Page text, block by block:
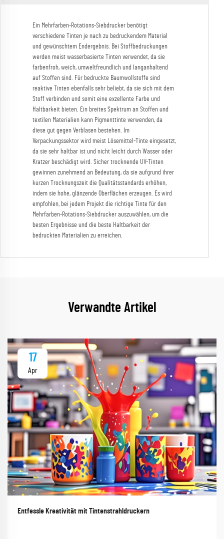
Ein Mehrfarben-Rotations-Siebdrucker benötigt
verschiedene Tinten je nach zu bedruckendem Material
und gewünschtem Endergebnis. Bei Stoffbedruckungen
werden meist wasserbasierte Tinten verwendet, da sie
farbenfroh, weich, umweltfreundlich und langanhaltend
auf Stoffen sind. Für bedruckte Baumwollstoffe sind
reaktive Tinten ebenfalls sehr beliebt, da sie sich mit dem
Stoff verbinden und somit eine exzellente Farbe und
Haltbarkeit bieten. Ein breites Spektrum an Stoffen und
textilen Materialien kann Pigmenttinte verwenden, da
diese gut gegen Verblasen bestehen. Im
Verpackungssektor wird meist Lösemittel-Tinte eingesetzt,
da sie sehr haltbar ist und nicht leicht durch Wasser oder
Kratzer beschädigt wird. Sicher trocknende UV-Tinten
gewinnen zunehmend an Bedeutung, da sie aufgrund ihrer
kurzen Trocknungszeit die Qualitätsstandards erhöhen,
indem sie hohe, glänzende Oberflächen erzeugen. Es wird
empfohlen, bei jedem Projekt die richtige Tinte für den
Mehrfarben-Rotations-Siebdrucker auszuwählen, um die
besten Ergebnisse und die beste Haltbarkeit der
bedruckten Materialien zu erreichen.
Verwandte Artikel
17
Apr
Entfessle Kreativität mit Tintenstrahldruckern